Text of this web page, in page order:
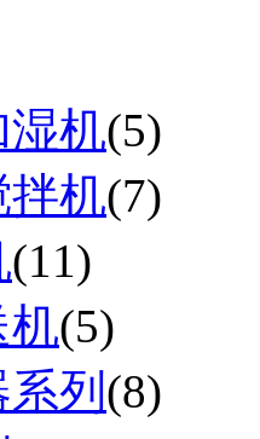
机(5)
拌机(7)
(11)
机(5)
列 (8)